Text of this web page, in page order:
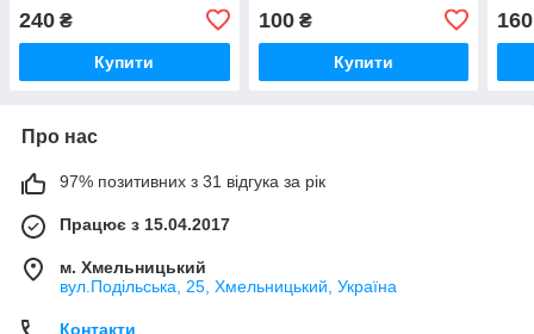
240 ₴
Купити
100₴
Купити
160
Про нас
97% позитивних з 31 відгука за рік
Працює з 15.04.2017
м. Хмельницький
вул.Подільська, 25, Хмельницький, Україна
Контакти